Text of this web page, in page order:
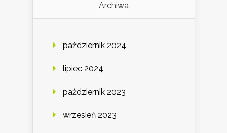
Archiwa
październik 2024
lipiec 2024
październik 2023
wrzesień 2023